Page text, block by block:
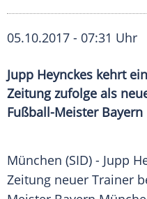
05.10.2017 - 07:31 Uhr
Jupp Heynckes kehrt
Zeitung zufolge als
Fußball-Meister
München (SID) - Jupp
Zeitung neuer Trainer